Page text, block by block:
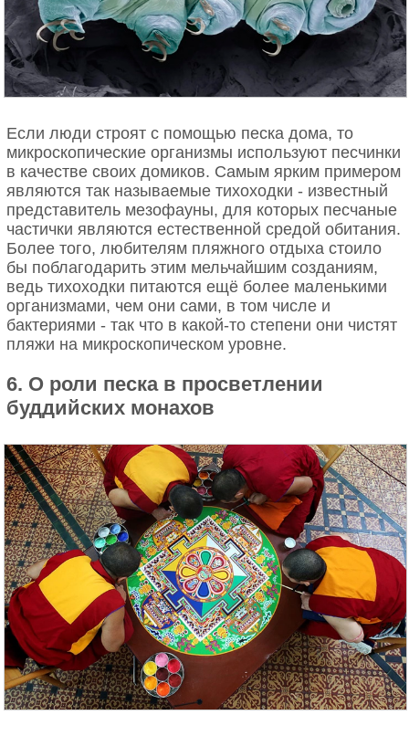
Если люди строят с помощью песка дома, то
микроскопические организмы используют песчинки
в качестве своих домиков. Самым ярким примером
являются так называемые тихоходки - известный
представитель мезофауны, для которых песчаные
частички являются естественной средой обитания.
Более того, любителям пляжного отдыха стоило
бы поблагодарить этим мельчайшим созданиям,
ведь тихоходки питаются ещё более маленькими
организмами, чем они сами, в том числе и
бактериями - так что в какой-то степени они чистят
пляжи на микроскопическом уровне.
6. О роли песка в просветлении
буддийских монахов